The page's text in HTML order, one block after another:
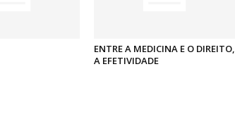
ENTRE A MEDICINA E O DIREITO,
A EFETIVIDADE